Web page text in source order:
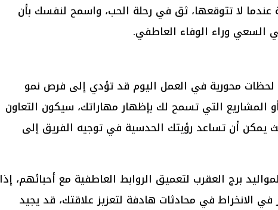
لا تتوقعها، ثق في رحلة الحب، واسمح لنفسك بأن
السعي وراء الوفاء العاطفي.
لحظات محورية في العمل اليوم قد تؤدي إلى فرص نمو
المشاريع التي تسمح لك بإظهار مهاراتك، سيكون التعاون
يمكن أن تساعد رؤيتك الحدسية في توجيه الفريق إلى
برج العقرب لتعميق الروابط العاطفية مع أحبائهم، إذا
الانخراط في محادثات هادفة لتعزيز علاقتك، قد يجيد